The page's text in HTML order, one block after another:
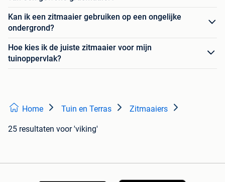
Kan ik een zitmaaier gebruiken op een ongelijke
ondergrond?
Hoe kies ik de juiste zitmaaier voor mijn
tuinoppervlak?
Home Tuin en Terras Zitmaaiers
25 resultaten voor 'viking'